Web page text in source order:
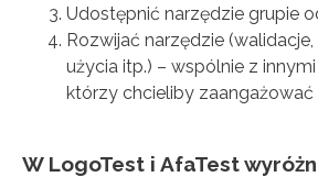
Udostępnić narzędzie grupie
Rozwijać narzędzie
użycia itp.) – wspólnie z
którzy chcieliby zaangażować
W LogoTest i AfaTest